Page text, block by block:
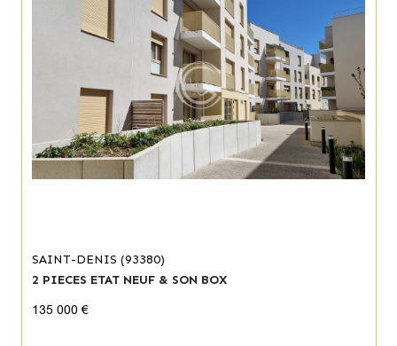
SAINT-DENIS (93380)
2 PIECES ETAT NEUF & SON BOX
135 000 €